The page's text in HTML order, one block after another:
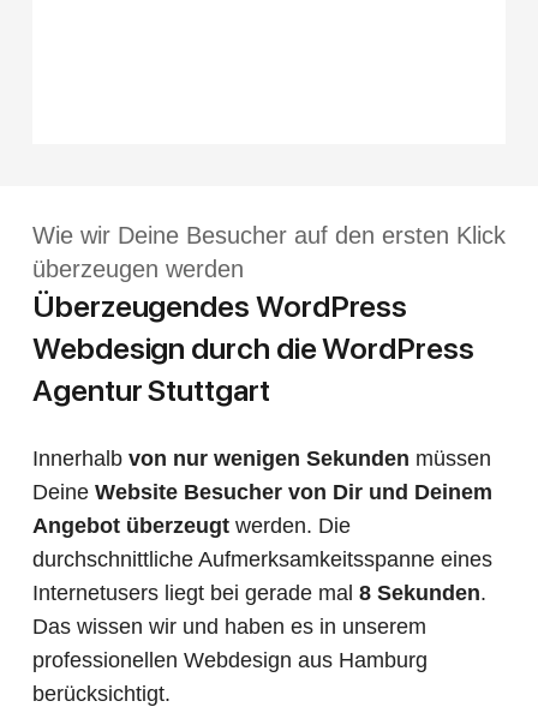
Wie wir Deine Besucher auf den ersten Klick
überzeugen werden
Überzeugendes WordPress
Webdesign durch die WordPress
Agentur Stuttgart
Innerhalb von nur wenigen Sekunden müssen
Deine Website Besucher von Dir und Deinem
Angebot überzeugt werden. Die
durchschnittliche Aufmerksamkeitsspanne eines
Internetusers liegt bei gerade mal 8 Sekunden.
Das wissen wir und haben es in unserem
professionellen Webdesign aus Hamburg
berücksichtigt.